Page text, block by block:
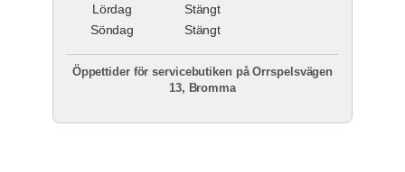
Lördag
Stängt
Söndag
Stängt
Öppettider för servicebutiken på Orrspelsvägen
13, Bromma